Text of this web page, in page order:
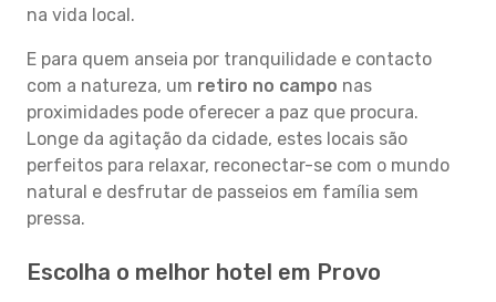
na vida local.
E para quem anseia por tranquilidade e contacto
com a natureza, um retiro no campo nas
proximidades pode oferecer a paz que procura.
Longe da agitação da cidade, estes locais são
perfeitos para relaxar, reconectar-se com o mundo
natural e desfrutar de passeios em família sem
pressa.
Escolha o melhor hotel em Provo